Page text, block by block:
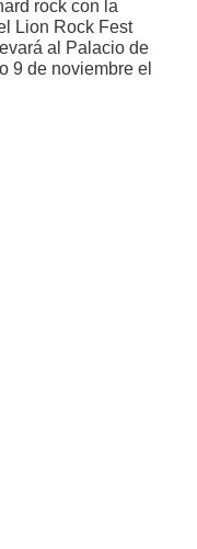
rock con la
Lion Rock Fest
al Palacio de
9 de noviembre el